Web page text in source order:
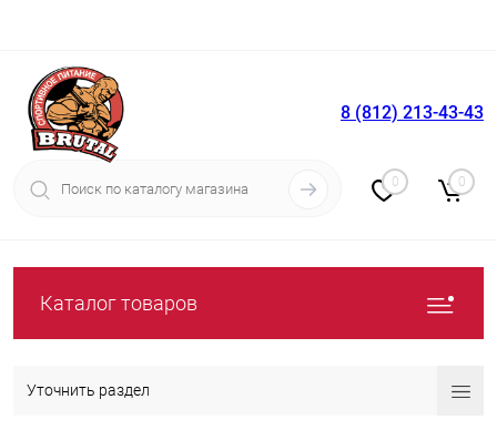
Вход Регистрация
8 (812) 213-43-43
0 0
Каталог товаров
Уточнить раздел